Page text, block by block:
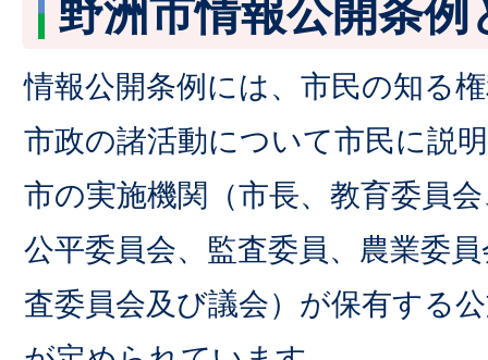
野洲市情報公開条例
情報公開条例には、市民の知る
市政の諸活動について市民に説
市の実施機関（市長、教育委員
公平委員会、監査委員、農業委
査委員会及び議会）が保有する